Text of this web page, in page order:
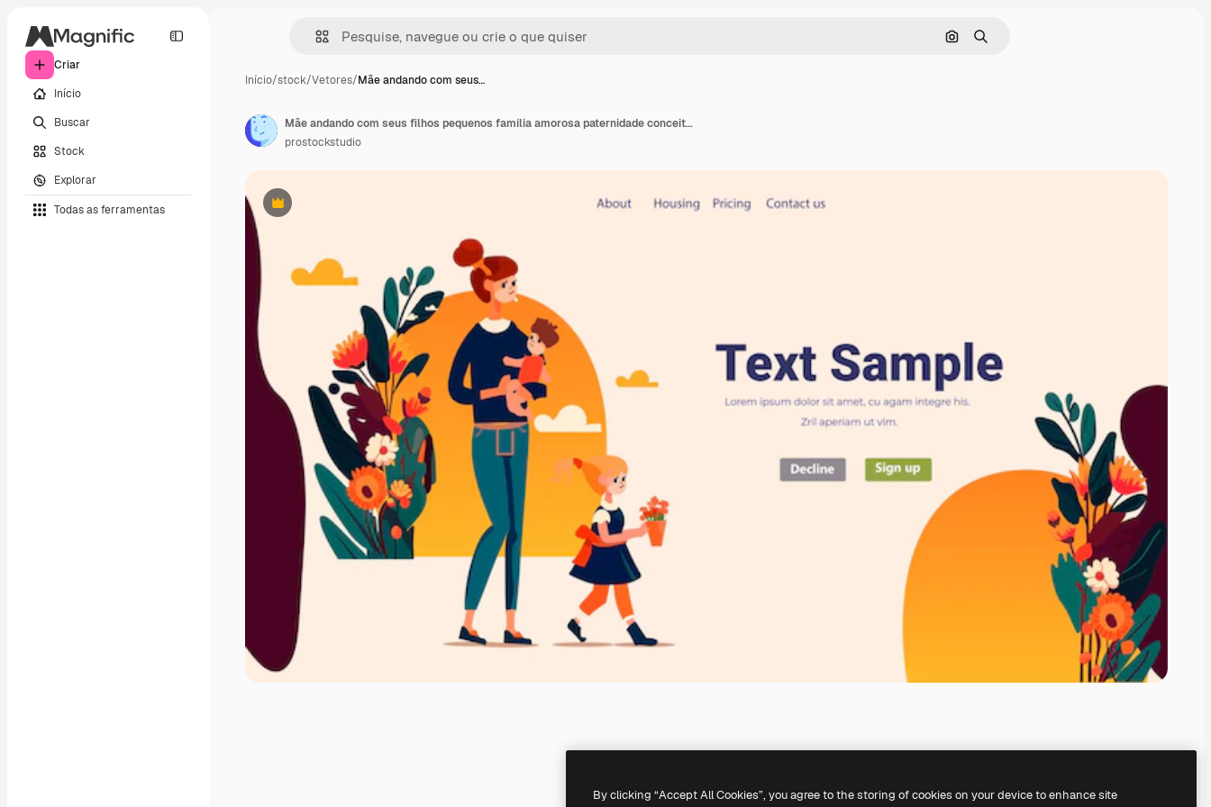
Criar
Início
Buscar
Stock
Explorar
Todas as ferramentas
Pesquisar por imagem
Buscar
Início/stock/Vetores/Mãe andando com seus…
Premium
Mãe andando com seus filhos pequenos família amorosa paternidade conceito de creche modelo de cartão de dia das mães mulher passando tempo com crianças espaço de cópia horiozntal ilustração em vetor
prostockstudio
By clicking “Accept All Cookies”, you agree to the storing of cookies on your device to enhance site